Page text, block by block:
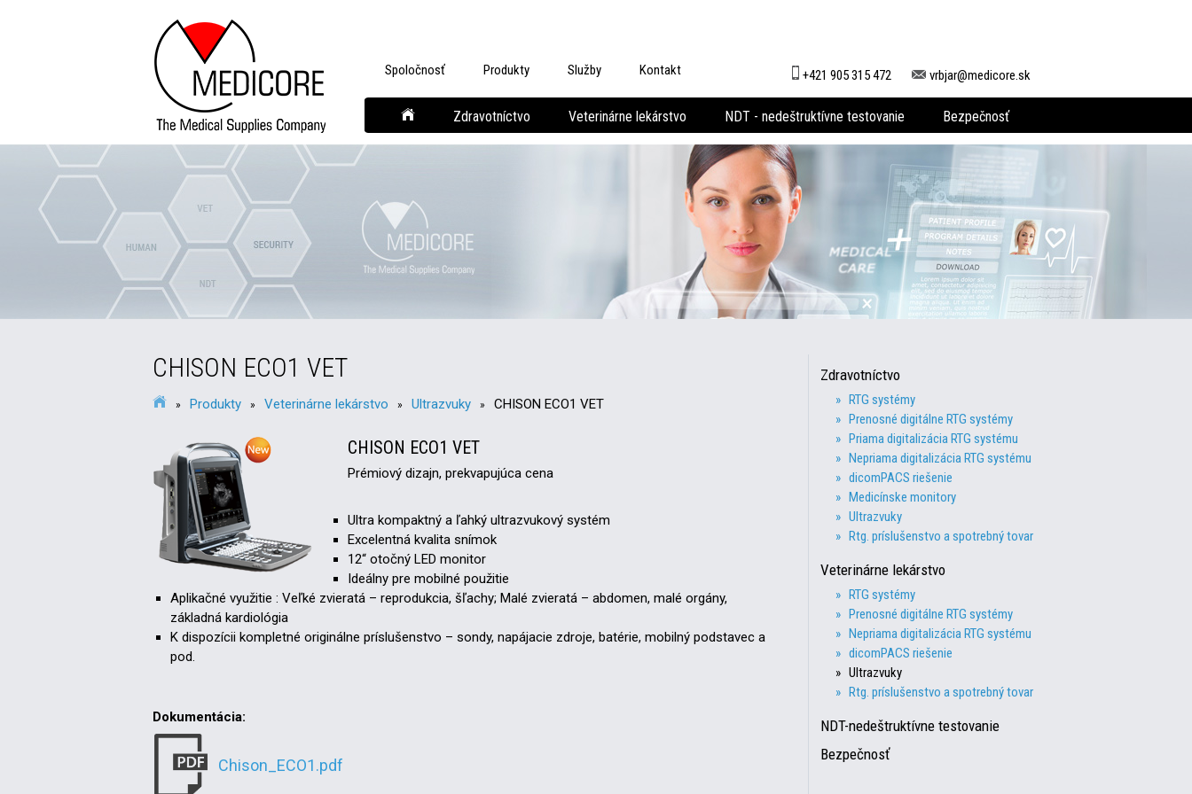
+421 905 315 472 vrbjar@medicore.sk
Spoločnosť Produkty Služby Kontakt
Zdravotníctvo Veterinárne lekárstvo NDT - nedeštruktívne testovanie Bezpečnosť
CHISON ECO1 VET
» Produkty » Veterinárne lekárstvo » Ultrazvuky » CHISON ECO1 VET
CHISON ECO1 VET
Prémiový dizajn, prekvapujúca cena
Ultra kompaktný a ľahký ultrazvukový systém
Excelentná kvalita snímok
12“ otočný LED monitor
Ideálny pre mobilné použitie
Aplikačné využitie : Veľké zvieratá – reprodukcia, šľachy; Malé zvieratá – abdomen, malé orgány,
základná kardiológia
K dispozícii kompletné originálne príslušenstvo – sondy, napájacie zdroje, batérie, mobilný podstavec a
pod.
Dokumentácia:
Chison_ECO1.pdf
Zdravotníctvo
» RTG systémy
» Prenosné digitálne RTG systémy
» Priama digitalizácia RTG systému
» Nepriama digitalizácia RTG systému
» dicomPACS riešenie
» Medicínske monitory
» Ultrazvuky
» Rtg. príslušenstvo a spotrebný tovar
Veterinárne lekárstvo
» RTG systémy
» Prenosné digitálne RTG systémy
» Nepriama digitalizácia RTG systému
» dicomPACS riešenie
» Ultrazvuky
» Rtg. príslušenstvo a spotrebný tovar
NDT-nedeštruktívne testovanie
Bezpečnosť